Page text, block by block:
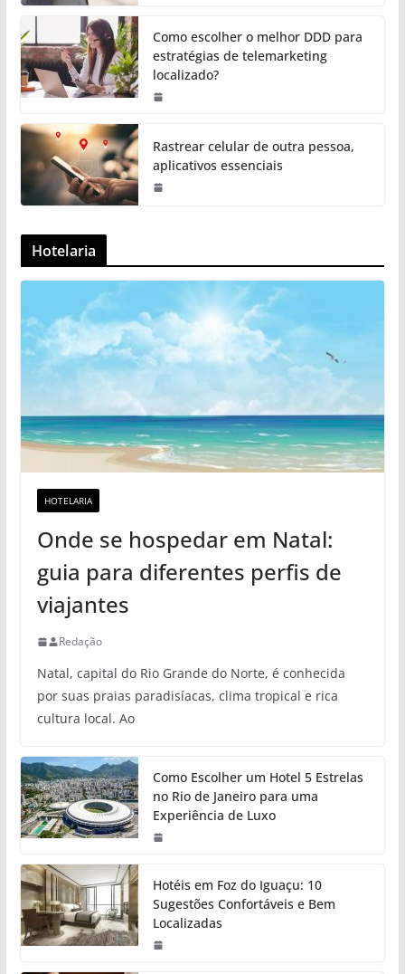
Como escolher o melhor DDD para
estratégias de telemarketing
localizado?
Rastrear celular de outra pessoa,
aplicativos essenciais
Hotelaria
HOTELARIA
Onde se hospedar em Natal:
guia para diferentes perfis de
viajantes
Redação
Natal, capital do Rio Grande do Norte, é conhecida
por suas praias paradisíacas, clima tropical e rica
cultura local. Ao
Como Escolher um Hotel 5 Estrelas
no Rio de Janeiro para uma
Experiência de Luxo
Hotéis em Foz do Iguaçu: 10
Sugestões Confortáveis e Bem
Localizadas